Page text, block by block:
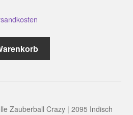
Zauberball Crazy | 2095 Indisch